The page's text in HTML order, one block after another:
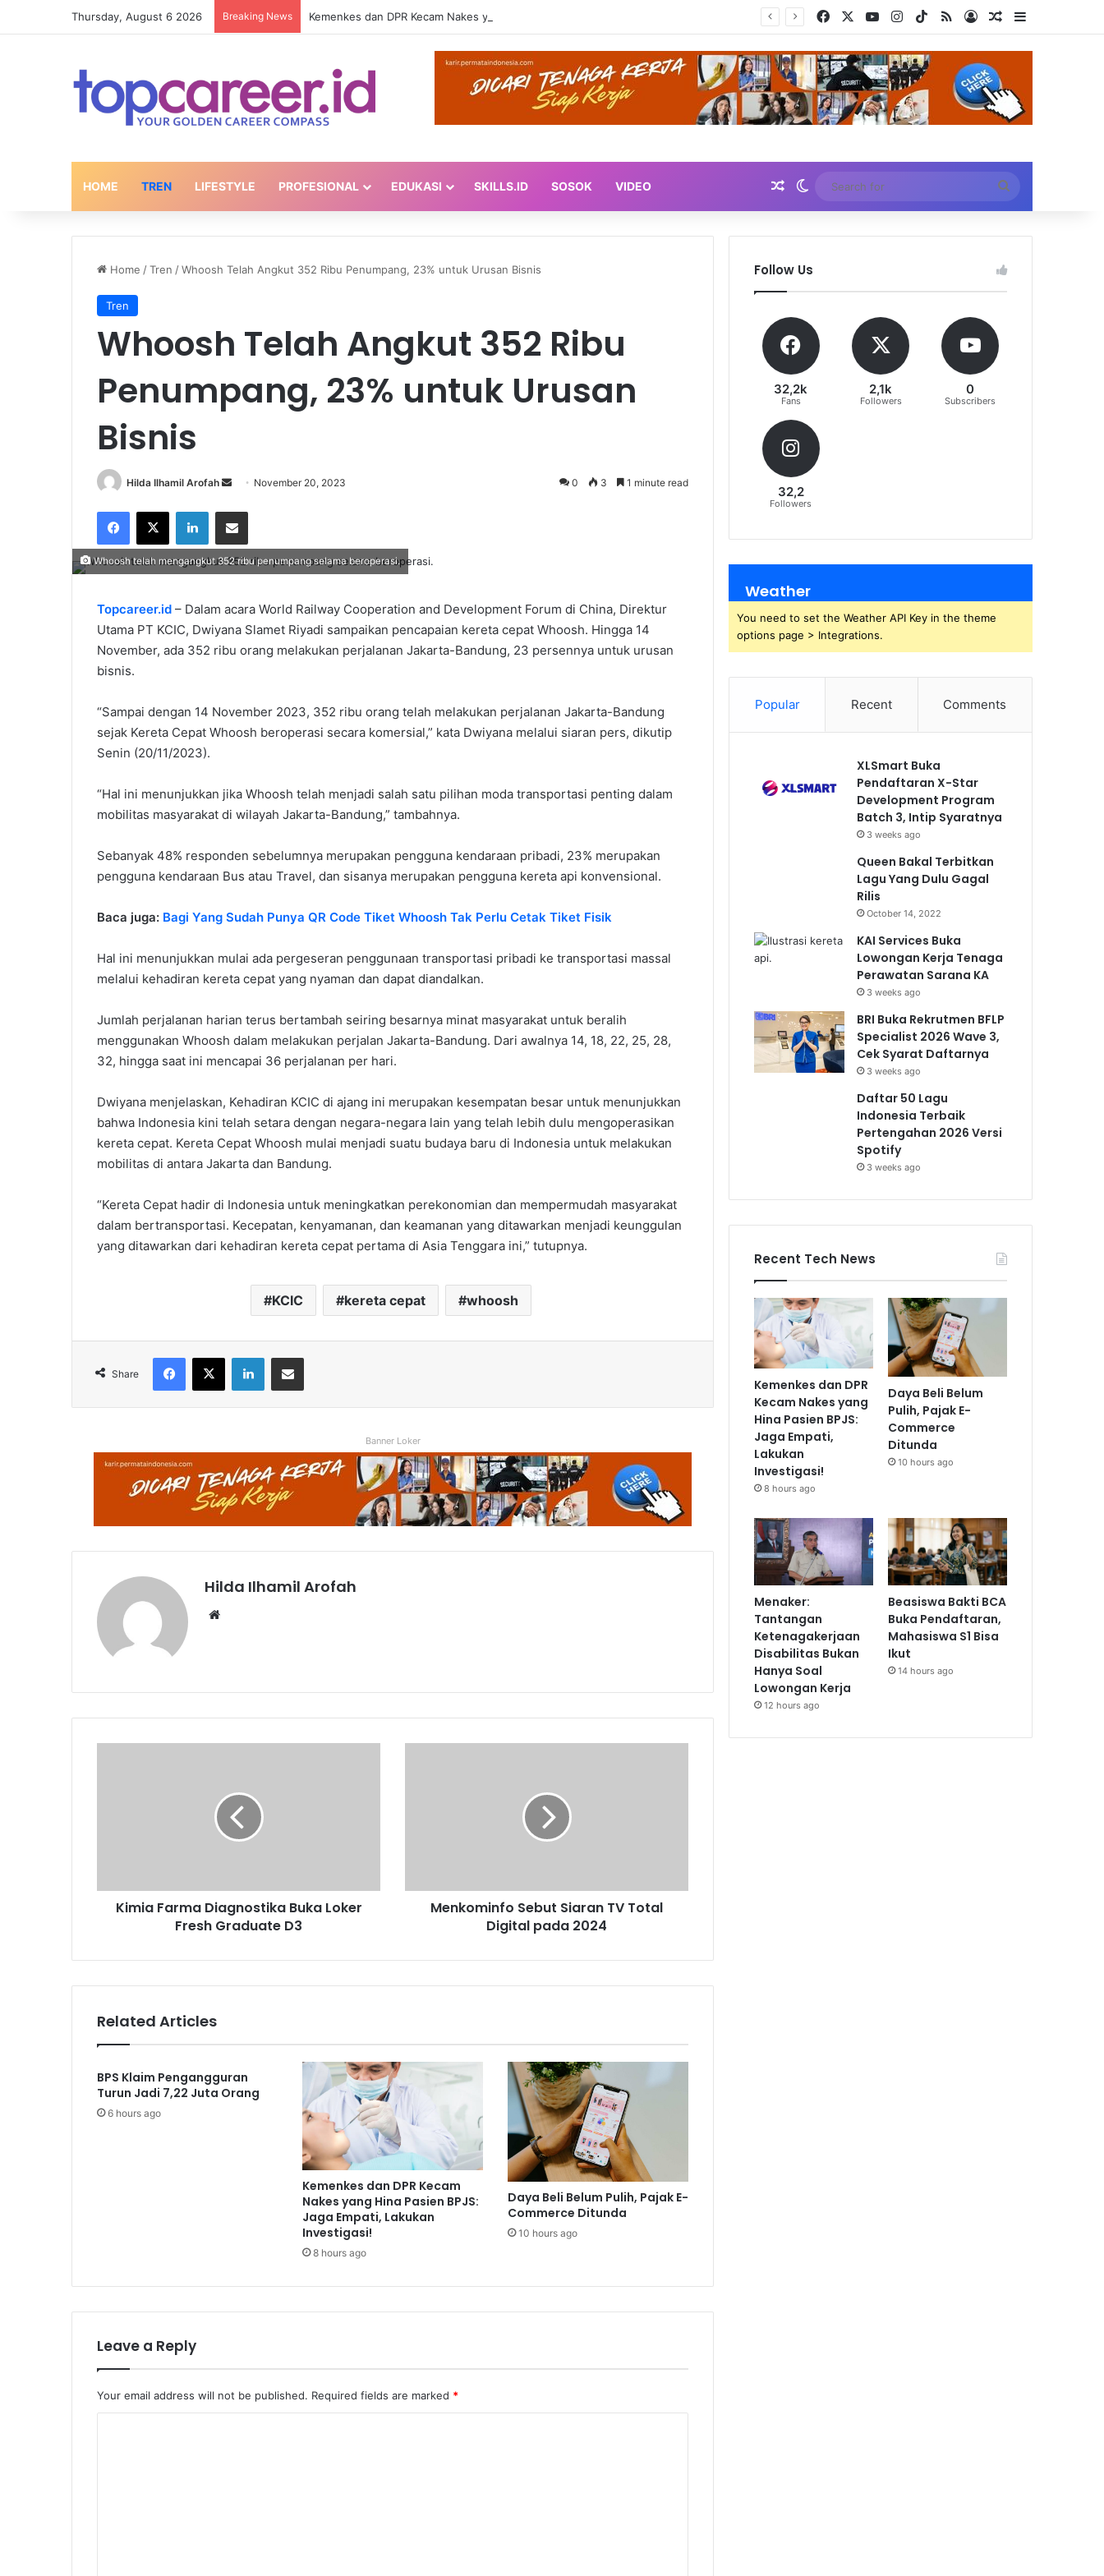
Thursday, August 6 2026 Breaking News FacebookYouTubeInstagram
TikTok
RSSLog InRandom Article
Sidebar
HOME TREN LIFESTYLE PROFESIONAL EDUKASI SKILLS.ID SOSOK VIDEO Random Article
Switch skin
for
Home /Tren /Whoosh Telah Angkut 352 Ribu Penumpang, 23% untuk Urusan Bisnis
Tren
Whoosh Telah Angkut 352 Ribu
Penumpang, 23% untuk Urusan
Bisnis
Hilda Ilhamil Arofah
Send
email
November 20, 2023 0 3 1 minute read
Facebook
X LinkedInShare via Email
Whoosh telah mengangkut 352 ribu penumpang selama beroperasi.
Topcareer.id – Dalam acara World Railway Cooperation and Development Forum di China, Direktur
Utama PT KCIC, Dwiyana Slamet Riyadi sampaikan pencapaian kereta cepat Whoosh. Hingga 14
November, ada 352 ribu orang melakukan perjalanan Jakarta-Bandung, 23 persennya untuk urusan
bisnis.
“Sampai dengan 14 November 2023, 352 ribu orang telah melakukan perjalanan Jakarta-Bandung
sejak Kereta Cepat Whoosh beroperasi secara komersial,” kata Dwiyana melalui siaran pers, dikutip
Senin (20/11/2023).
“Hal ini menunjukkan jika Whoosh telah menjadi salah satu pilihan moda transportasi penting dalam
mobilitas masyarakat di wilayah Jakarta-Bandung,” tambahnya.
Sebanyak 48% responden sebelumnya merupakan pengguna kendaraan pribadi, 23% merupakan
pengguna kendaraan Bus atau Travel, dan sisanya merupakan pengguna kereta api konvensional.
Baca juga: Bagi Yang Sudah Punya QR Code Tiket Whoosh Tak Perlu Cetak Tiket Fisik
Hal ini menunjukkan mulai ada pergeseran penggunaan transportasi pribadi ke transportasi massal
melalui kehadiran kereta cepat yang nyaman dan dapat diandalkan.
Jumlah perjalanan harian terus bertambah seiring besarnya minat masyarakat untuk beralih
menggunakan Whoosh dalam melakukan perjalan Jakarta-Bandung. Dari awalnya 14, 18, 22, 25, 28,
32, hingga saat ini mencapai 36 perjalanan per hari.
Dwiyana menjelaskan, Kehadiran KCIC di ajang ini merupakan kesempatan besar untuk menunjukkan
bahwa Indonesia kini telah setara dengan negara-negara lain yang telah lebih dulu mengoperasikan
kereta cepat. Kereta Cepat Whoosh mulai menjadi suatu budaya baru di Indonesia untuk melakukan
mobilitas di antara Jakarta dan Bandung.
“Kereta Cepat hadir di Indonesia untuk meningkatkan perekonomian dan mempermudah masyarakat
dalam bertransportasi. Kecepatan, kenyamanan, dan keamanan yang ditawarkan menjadi keunggulan
yang ditawarkan dari kehadiran kereta cepat pertama di Asia Tenggara ini,” tutupnya.
KCIC kereta cepat whoosh
Share
Facebook
X LinkedInShare via Email
Banner Loker
Hilda Ilhamil Arofah
Kimia Farma Diagnostika Buka Loker
Fresh Graduate D3
Menkominfo Sebut Siaran TV Total
Digital pada 2024
Related Articles
BPS Klaim Pengangguran
Turun Jadi 7,22 Juta Orang
6 hours ago
Kemenkes dan DPR Kecam
Nakes yang Hina Pasien BPJS:
Jaga Empati, Lakukan
Investigasi!
8 hours ago
Daya Beli Belum Pulih, Pajak E-
Commerce Ditunda
10 hours ago
Leave a Reply
Your email address will not be published. Required fields are marked *
Follow Us
32,2k
Fans
2,1k
Followers
0
Subscribers
32,2
Followers
Weather
You need to set the Weather API Key in the theme
options page > Integrations.
Popular Recent Comments
XLSmart Buka
Pendaftaran X-Star
Development Program
Batch 3, Intip Syaratnya
3 weeks ago
Queen Bakal Terbitkan
Lagu Yang Dulu Gagal
Rilis
October 14, 2022
KAI Services Buka
Lowongan Kerja Tenaga
Perawatan Sarana KA
3 weeks ago
BRI Buka Rekrutmen BFLP
Specialist 2026 Wave 3,
Cek Syarat Daftarnya
3 weeks ago
Daftar 50 Lagu
Indonesia Terbaik
Pertengahan 2026 Versi
Spotify
3 weeks ago
Recent Tech News
Kemenkes dan DPR
Kecam Nakes yang
Hina Pasien BPJS:
Jaga Empati,
Lakukan
Investigasi!
8 hours ago
Daya Beli Belum
Pulih, Pajak E-
Commerce
Ditunda
10 hours ago
Menaker:
Tantangan
Ketenagakerjaan
Disabilitas Bukan
Hanya Soal
Lowongan Kerja
12 hours ago
Beasiswa Bakti BCA
Buka Pendaftaran,
Mahasiswa S1 Bisa
Ikut
14 hours ago